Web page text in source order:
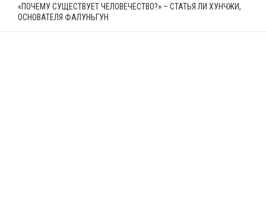
«ПОЧЕМУ СУЩЕСТВУЕТ ЧЕЛОВЕЧЕСТВО?» – СТАТЬЯ ЛИ ХУНЧЖИ,
ОСНОВАТЕЛЯ ФАЛУНЬГУН